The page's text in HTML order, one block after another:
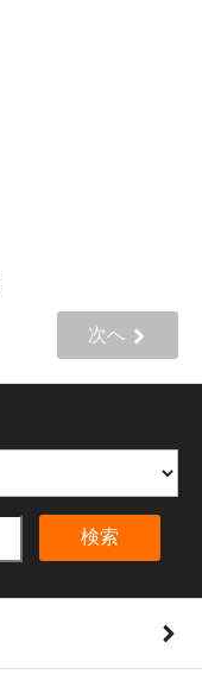
次へ
検索